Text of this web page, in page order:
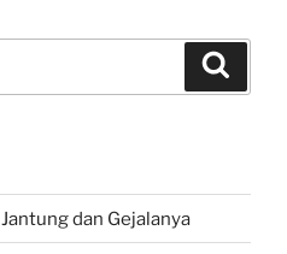
dan Gejalanya